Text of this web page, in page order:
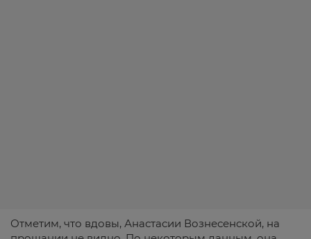
Отметим, что вдовы, Анастасии Вознесенской, на